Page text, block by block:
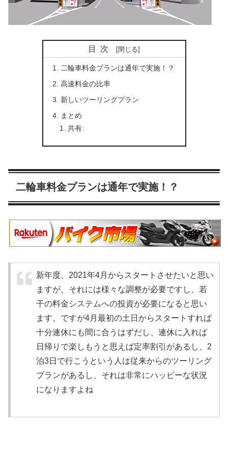
目次
二輪車料金プランは通年で実施！？
高速料金の比率
新しいツーリングプラン
まとめ
共有:
二輪車料金プランは通年で実施！？
新年度、2021年4月からスタートさせたいと思い
ますが、それには様々な調整が必要ですし、若
干の料金システムへの投資が必要になると思い
ます。ですが4月最初の土日からスタートすれば
十分連休にも間に合うはずだし、連休に入れば
日帰りで楽しもうと思えば定率割引があるし、2
泊3日で行こうという人は従来からのツーリング
プランがあるし、それは非常にハッピーな状況
になりますよね